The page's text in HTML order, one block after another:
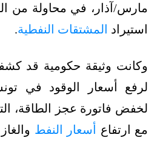
مارس/آذار، في محاولة من
استيراد المشتقات النفطية.
وكانت وثيقة حكومية قد
لرفع أسعار الوقود في
لخفض فاتورة عجز الطاقة،
مع ارتفاع
أسعار النفط